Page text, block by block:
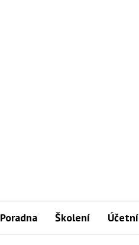
Poradna Školení Účetní